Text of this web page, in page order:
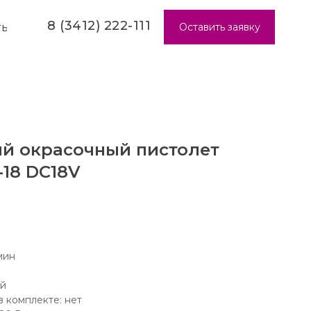
Оставить заявку
8 (3412) 222-111
окрасочный пистолет
DC18V
комплекте: нет